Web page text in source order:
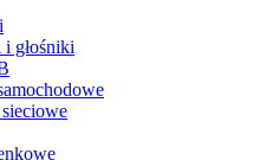
i głośniki